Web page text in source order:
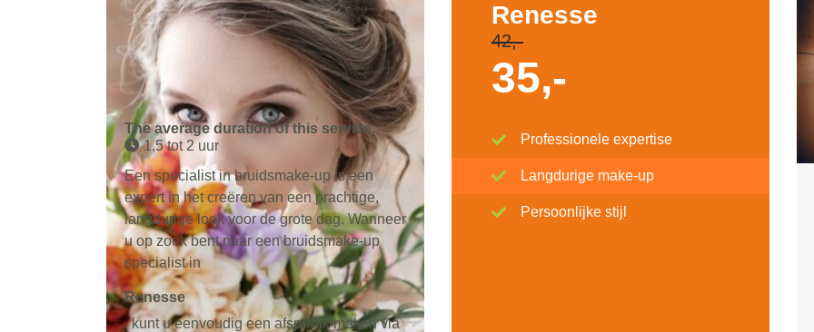
The average duration of this service:
1,5 tot 2 uur
Een specialist in bruidsmake-up is een
expert in het creëren van een prachtige,
langdurige look voor de grote dag. Wanneer
u op zoek bent naar een bruidsmake-up
specialist in
Renesse
, kunt u eenvoudig een afspraak maken via
Renesse
42,-
35,-
Professionele expertise
Langdurige make-up
Persoonlijke stijl